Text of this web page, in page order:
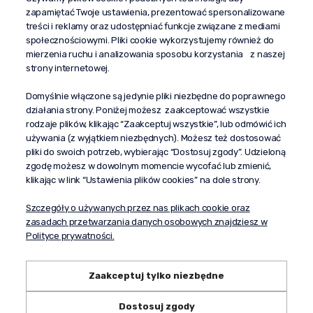
kontakt@propaganda24h.pl
“Propaganda"
al. Komisji Edukacji Narodowej 51/U5
02-797 Warszawa
Pomoc
Dostawa
Moje konto
O firmie
zapamiętać Twoje ustawienia, prezentować spersonalizowane
treści i reklamy oraz udostępniać funkcje związane z mediami
społecznościowymi. Pliki cookie wykorzystujemy również do
mierzenia ruchu i analizowania sposobu korzystania z naszej
strony internetowej.
Domyślnie włączone są jedynie pliki niezbędne do poprawnego
działania strony. Poniżej możesz zaakceptować wszystkie
rodzaje plików, klikając “Zaakceptuj wszystkie”, lub odmówić ich
używania (z wyjątkiem niezbędnych). Możesz też dostosować
pliki do swoich potrzeb, wybierając “Dostosuj zgody”. Udzieloną
zgodę możesz w dowolnym momencie wycofać lub zmienić,
klikając w link “Ustawienia plików cookies” na dole strony.
Szczegóły o używanych przez nas plikach cookie oraz
zasadach przetwarzania danych osobowych znajdziesz w
Polityce prywatności.
Zaakceptuj tylko niezbędne
Dostosuj zgody